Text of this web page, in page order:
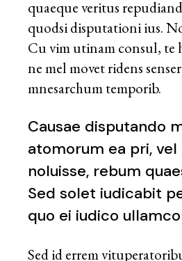
quaeque veritus
quodsi disputationi ius.
Cu vim utinam consul, te
ne mel movet ridens
mnesarchum temporib.
Causae disputando
atomorum ea pri,
noluisse, rebum
Sed solet iudicabit
quo ei iudico
Sed id errem